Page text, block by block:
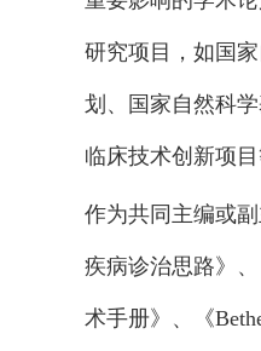
研究项目，如国
划、国家自然科
临床技术创新项目
作为共同主编或
疾病诊治思路》
术手册》、《